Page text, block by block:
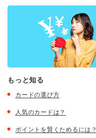
もっと知る
カードの選び方
人気のカードは？
ポイントを賢くためるには？